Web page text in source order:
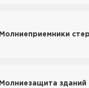
Молниеприемники
Молниезащита зданий